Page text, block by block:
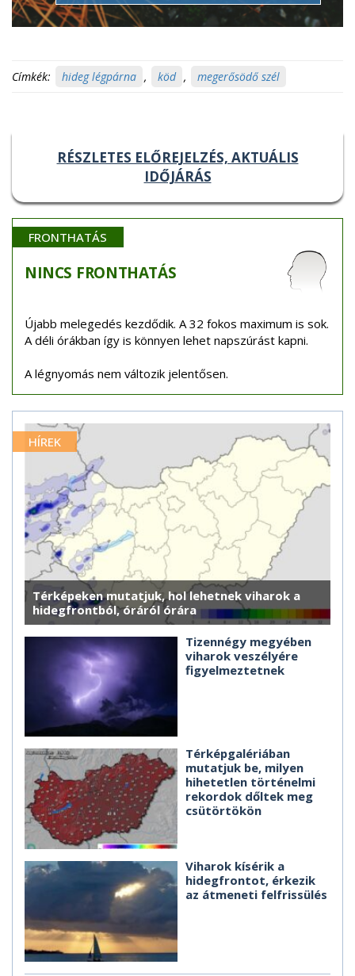
Címkék: hideg légpárna , köd , megerősödő szél
RÉSZLETES ELŐREJELZÉS, AKTUÁLIS
IDŐJÁRÁS
FRONTHATÁS
NINCS FRONTHATÁS
Újabb melegedés kezdődik. A 32 fokos maximum is sok.
A déli órákban így is könnyen lehet napszúrást kapni.
A légnyomás nem változik jelentősen.
HÍREK
Térképeken mutatjuk, hol lehetnek viharok a
hidegfrontból, óráról órára
Tizennégy megyében
viharok veszélyére
figyelmeztetnek
Térképgalériában
mutatjuk be, milyen
hihetetlen történelmi
rekordok dőltek meg
csütörtökön
Viharok kísérik a
hidegfrontot, érkezik
az átmeneti felfrissülés